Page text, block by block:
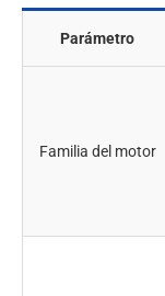
Parámetro
Familia del motor